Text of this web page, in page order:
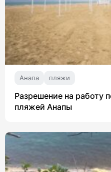
Анапа пляжи
Разрешение на работу
пляжей Анапы